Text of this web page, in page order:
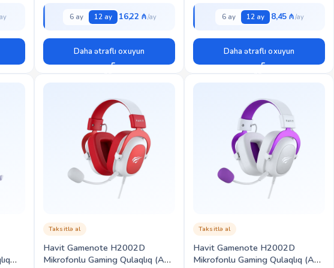
6 ay 12 ay 16,22 ₼
Daha ətraflı oxuyun
6 ay 12 ay 8,45 ₼
Daha ətraflı oxuyun
Havit Gamenote H2002D
Mikrofonlu Gaming Qulaqlıq (Ağ
Taksitlə al
Havit Gamenote H2002D
Mikrofonlu Gaming Qulaqlıq (Ağ
Taksitlə al